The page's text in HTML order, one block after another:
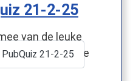
21-2-25
van de leuke
naar het Google
21-2-25